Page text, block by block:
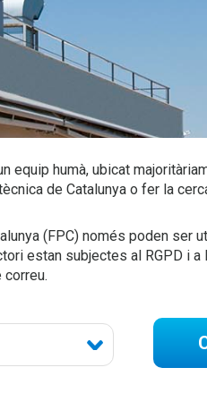
equip humà, ubicat
de Catalunya o fer la
(FPC) només poden
estan subjectes al RGPD i